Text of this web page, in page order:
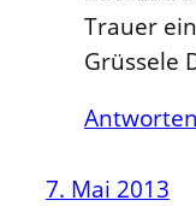
Trauer
Grüssele
Antworten
7. Mai 2013